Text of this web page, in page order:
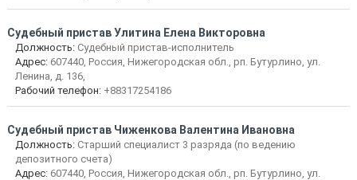
Судебный пристав Улитина Елена Викторовна
Должность:Судебный пристав-исполнитель
Адрес:607440, Россия, Нижегородская обл., рп. Бутурлино, ул.
Ленина, д. 136,
Рабочий телефон:+88317254186
Судебный пристав Чиженкова Валентина Ивановна
Должность:Старший специалист 3 разряда (по ведению
депозитного счета)
Адрес:607440, Россия, Нижегородская обл., рп. Бутурлино, ул.